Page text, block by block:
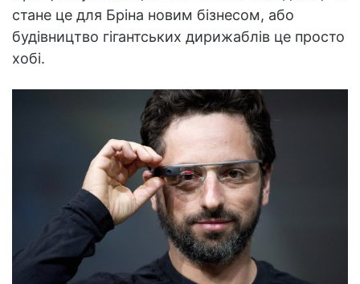
стане це для Бріна новим бізнесом, або
будівництво гігантських дирижаблів це просто
хобі.